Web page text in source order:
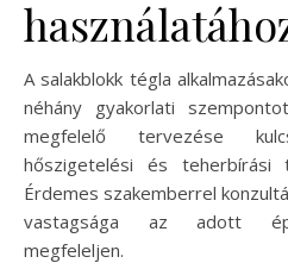
A salakblokk tégla
néhány gyakorlati
megfelelő tervezése
hőszigetelési és teherbírási
Érdemes szakemberrel
vastagsága az adott
megfeleljen.